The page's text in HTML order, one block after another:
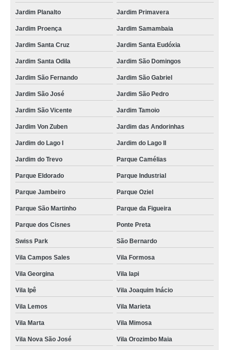
Jardim Planalto Jardim Primavera
Jardim Proença Jardim Samambaia
Jardim Santa Cruz Jardim Santa Eudóxia
Jardim Santa Odila Jardim São Domingos
Jardim São Fernando Jardim São Gabriel
Jardim São José Jardim São Pedro
Jardim São Vicente Jardim Tamoio
Jardim Von Zuben Jardim das Andorinhas
Jardim do Lago I Jardim do Lago II
Jardim do Trevo Parque Camélias
Parque Eldorado Parque Industrial
Parque Jambeiro Parque Oziel
Parque São Martinho Parque da Figueira
Parque dos Cisnes Ponte Preta
Swiss Park São Bernardo
Vila Campos Sales Vila Formosa
Vila Georgina Vila Iapi
Vila Ipê Vila Joaquim Inácio
Vila Lemos Vila Marieta
Vila Marta Vila Mimosa
Vila Nova São José Vila Orozimbo Maia